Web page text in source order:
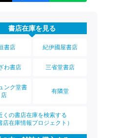
書店在庫を見る
書店 紀伊國屋書店
わ書店 三省堂書店
ンク堂書
店
有隣堂
くの書店在庫を検索する
店在庫情報プロジェクト）